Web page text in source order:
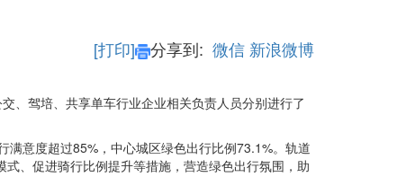
[打印] 分享到: 微信 新浪微博
、驾培、共享单车行业企业相关负责人员分别进行了
意度超过85%，中心城区绿色出行比例73.1%。轨道
、促进骑行比例提升等措施，营造绿色出行氛围，助